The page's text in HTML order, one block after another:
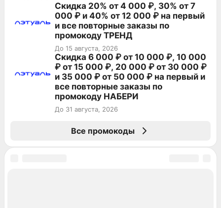
Скидка 20% от 4 000 ₽, 30% от 7
000 ₽ и 40% от 12 000 ₽ на первый
и все повторные заказы по
промокоду ТРЕНД
До 15 августа, 2026
Скидка 6 000 ₽ от 10 000 ₽, 10 000
₽ от 15 000 ₽, 20 000 ₽ от 30 000 ₽
и 35 000 ₽ от 50 000 ₽ на первый и
все повторные заказы по
промокоду НАБЕРИ
До 31 августа, 2026
Все промокоды